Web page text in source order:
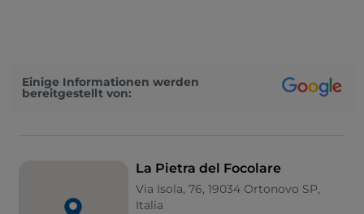
Einige Informationen werden
bereitgestellt von:
La Pietra del Focolare
Via Isola, 76, 19034 Ortonovo SP,
Italia